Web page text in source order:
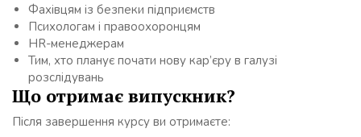
Фахівцям із безпеки підприємств
Психологам і правоохоронцям
HR-менеджерам
Тим, хто планує почати нову кар’єру в галузі
розслідувань
Що отримає випускник?
Після завершення курсу ви отримаєте: